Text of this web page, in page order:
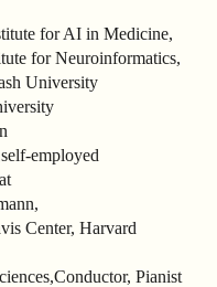
for AI in Medicine,
for Neuroinformatics,
University
employed
Center, Harvard
Pianist